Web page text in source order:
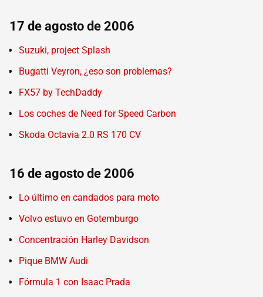
17 de agosto de 2006
Suzuki, project Splash
Bugatti Veyron, ¿eso son problemas?
FX57 by TechDaddy
Los coches de Need for Speed Carbon
Skoda Octavia 2.0 RS 170 CV
16 de agosto de 2006
Lo último en candados para moto
Volvo estuvo en Gotemburgo
Concentración Harley Davidson
Pique BMW Audi
Fórmula 1 con Isaac Prada